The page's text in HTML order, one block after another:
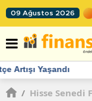
09 Ağustos 2026
22:24 TCMB'nin
/ Hisse Senedi